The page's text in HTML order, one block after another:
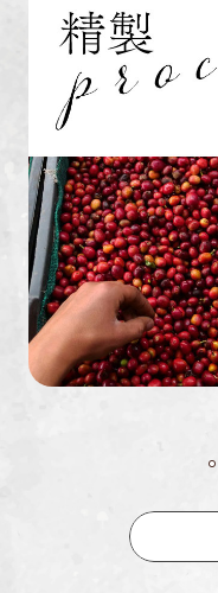
業務用
インドネシ
ア
ミャンマー